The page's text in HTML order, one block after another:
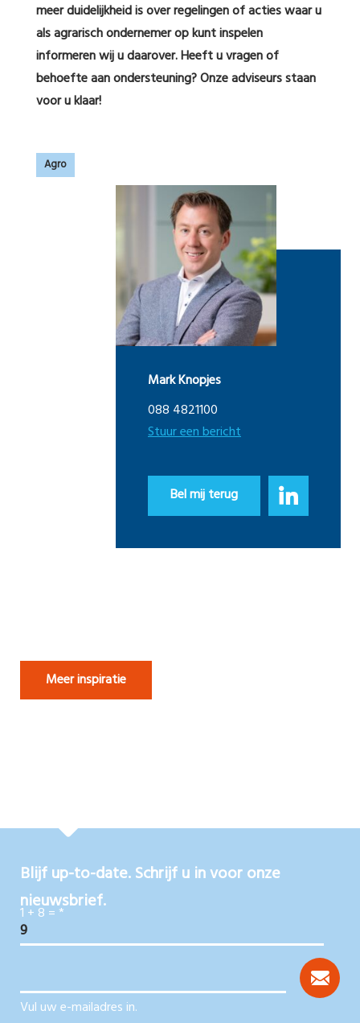
meer duidelijkheid is over regelingen of acties waar u
als agrarisch ondernemer op kunt inspelen
informeren wij u daarover. Heeft u vragen of
behoefte aan ondersteuning? Onze adviseurs staan
voor u klaar!
Agro
Mark Knopjes
088 4821100
Stuur een bericht
Bel mij terug
Meer inspiratie
Blijf up-to-date. Schrijf u in voor onze
nieuwsbrief.
1 + 8 = *
Vul uw e-mailadres in.